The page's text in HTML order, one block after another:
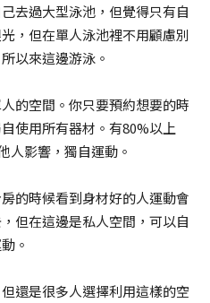
去過大型泳池，但覺得只有自
，但在單人泳池裡不用顧慮別
以來這邊游泳。
的空間。你只要預約想要的時
使用所有器材。有80%以上
人影響，獨自運動。
的時候看到身材好的人運動會
但在這邊是私人空間，可以自
。
還是很多人選擇利用這樣的空